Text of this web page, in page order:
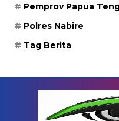
Pemprov Papua
Polres Nabire
Tag Berita